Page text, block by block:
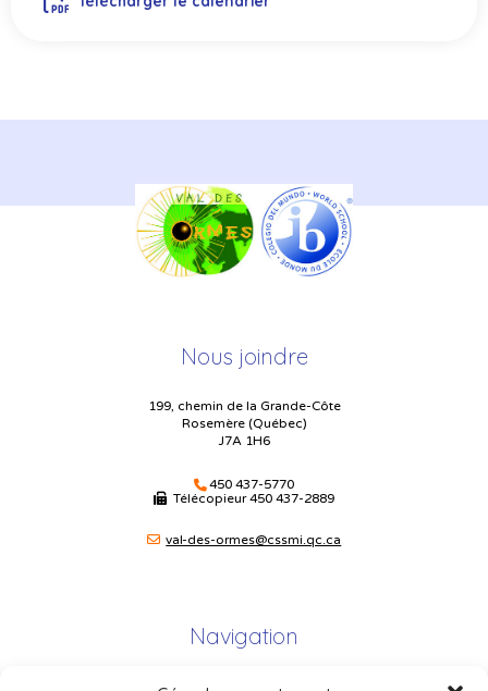
Nous joindre
199, chemin de la Grande-Côte
Rosemère (Québec)
J7A 1H6
450 437-5770
Télécopieur450 437-2889
val-des-ormes@cssmi.qc.ca
Navigation